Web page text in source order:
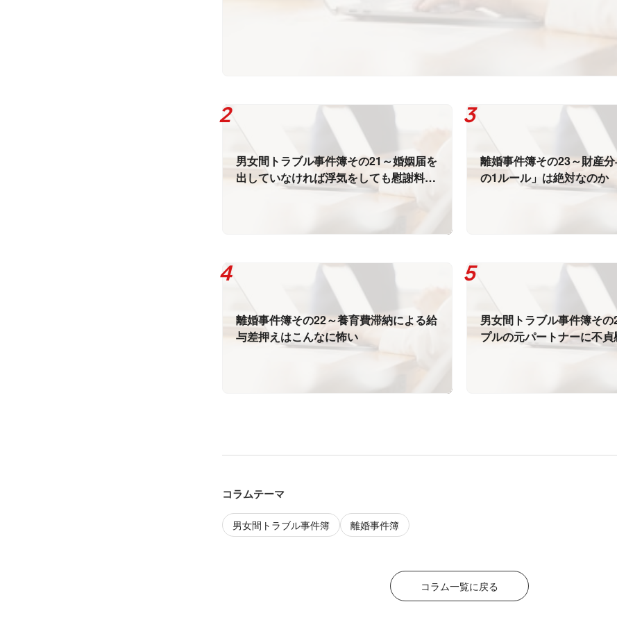
男女間トラブル事件簿その21～婚姻届を
出していなければ浮気をしても慰謝料請
求されることはないのか？
離婚事件簿その23～財産
の1ルール」は絶対なのか
離婚事件簿その22～養育費滞納による給
与差押えはこんなに怖い
男女間トラブル事件簿そ
プルの元パートナーに不
を命じた判決が確定！
コラムテーマ
男女間トラブル事件簿 離婚事件簿
コラム一覧に戻る